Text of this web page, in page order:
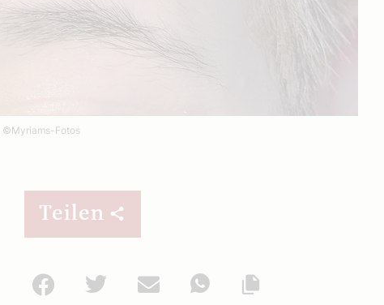
©Myriams-Fotos
Teilen
Facebook
Twitter Mail
WhatsApp